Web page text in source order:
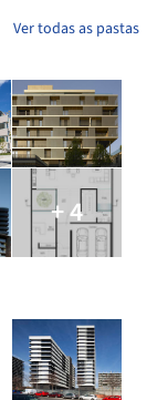
Ver todas as pastas
+ 4